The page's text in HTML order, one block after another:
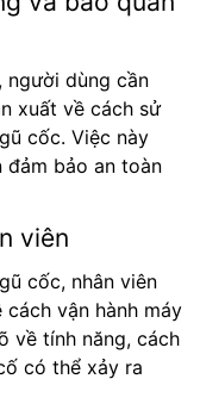
người dùng cần
xuất về cách sử
cốc. Việc này
đảm bảo an toàn
viên
cốc, nhân viên
vận hành máy
về tính năng, cách
có thể xảy ra